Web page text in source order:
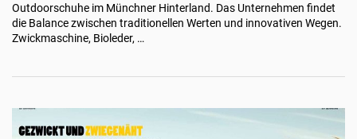
Outdoorschuhe im Münchner Hinterland. Das Unternehmen findet
die Balance zwischen traditionellen Werten und innovativen Wegen.
Zwickmaschine, Bioleder, …